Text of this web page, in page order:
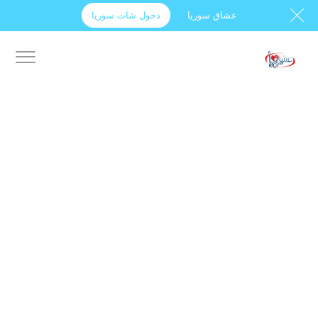
عشاق سوريا دخول شات سوريا